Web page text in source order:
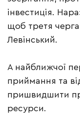
інвестиція.
щоб третя
Левінський.
А найближчої
приймання та
пришвидшити
ресурси.